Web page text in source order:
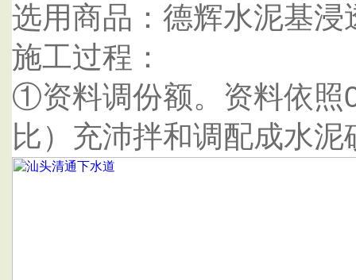
选用商品：德辉水泥基浸
施工过程：
①资料调份额。资料依照
比）充沛拌和调配成水